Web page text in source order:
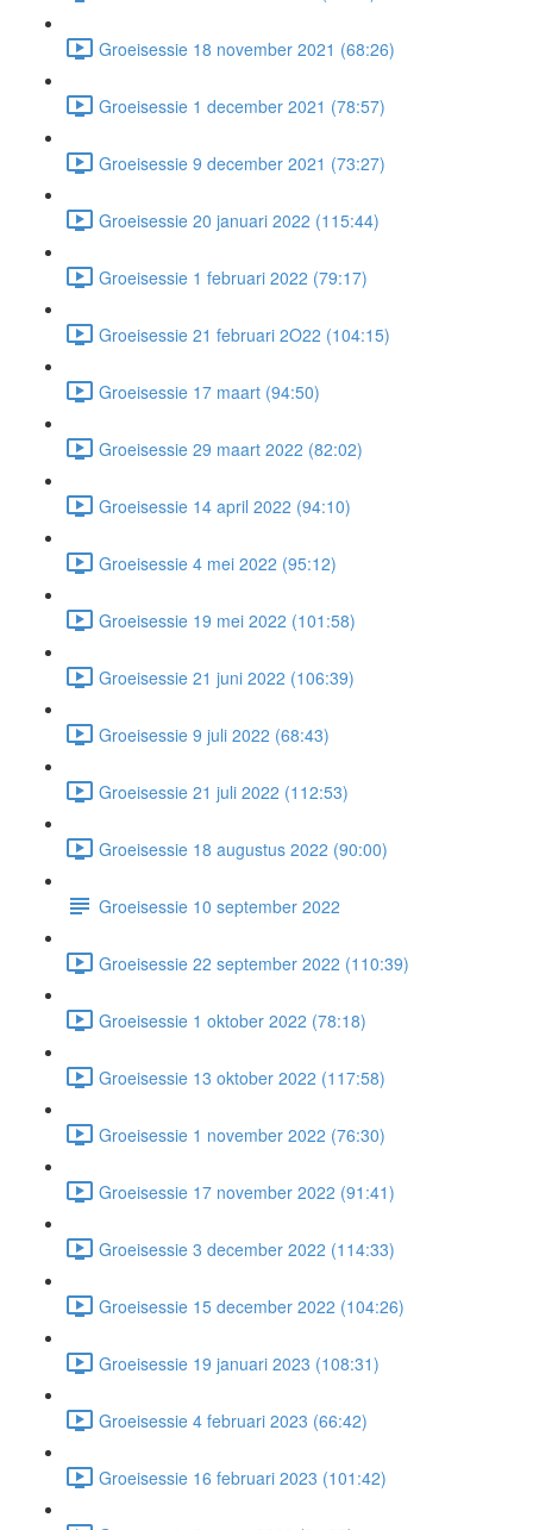
Groeisessie 18 november 2021 (68:26)
Groeisessie 1 december 2021 (78:57)
Groeisessie 9 december 2021 (73:27)
Groeisessie 20 januari 2022 (115:44)
Groeisessie 1 februari 2022 (79:17)
Groeisessie 21 februari 2O22 (104:15)
Groeisessie 17 maart (94:50)
Groeisessie 29 maart 2022 (82:02)
Groeisessie 14 april 2022 (94:10)
Groeisessie 4 mei 2022 (95:12)
Groeisessie 19 mei 2022 (101:58)
Groeisessie 21 juni 2022 (106:39)
Groeisessie 9 juli 2022 (68:43)
Groeisessie 21 juli 2022 (112:53)
Groeisessie 18 augustus 2022 (90:00)
Groeisessie 10 september 2022
Groeisessie 22 september 2022 (110:39)
Groeisessie 1 oktober 2022 (78:18)
Groeisessie 13 oktober 2022 (117:58)
Groeisessie 1 november 2022 (76:30)
Groeisessie 17 november 2022 (91:41)
Groeisessie 3 december 2022 (114:33)
Groeisessie 15 december 2022 (104:26)
Groeisessie 19 januari 2023 (108:31)
Groeisessie 4 februari 2023 (66:42)
Groeisessie 16 februari 2023 (101:42)